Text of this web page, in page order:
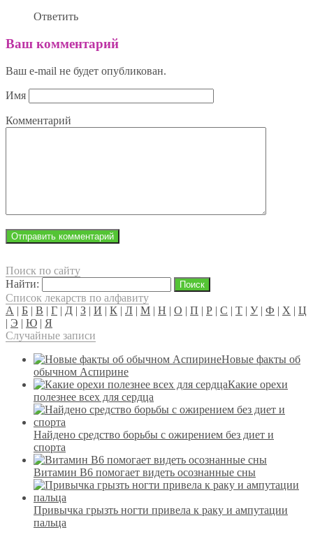
Ответить
Ваш комментарий
Ваш e-mail не будет опубликован.
Имя
Комментарий
Поиск по сайту
Найти:
Список лекарств по алфавиту
А | Б | В | Г | Д | З | И | К | Л | М | Н | О | П | Р | С | Т | У| Ф | Х | Ц
| Э | Ю | Я
Случайные записи
Новые факты об
обычном Аспирине
Какие орехи
полезнее всех для сердца
Найдено средство борьбы с ожирением без диет и
спорта
Витамин B6 помогает видеть осознанные сны
Привычка грызть ногти привела к раку и ампутации
пальца